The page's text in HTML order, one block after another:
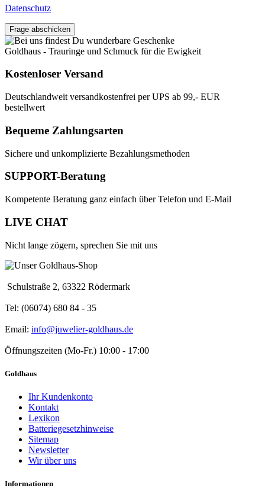
Datenschutz
Frage abschicken
Goldhaus - Trauringe und Schmuck für die Ewigkeit
Kostenloser Versand
Deutschlandweit versandkostenfrei per UPS ab 99,- EUR
bestellwert
Bequeme Zahlungsarten
Sichere und unkomplizierte Bezahlungsmethoden
SUPPORT-Beratung
Kompetente Beratung ganz einfach über Telefon und E-Mail
LIVE CHAT
Nicht lange zögern, sprechen Sie mit uns
Schulstraße 2, 63322 Rödermark
Tel: (06074) 680 84 - 35
Email: info@juwelier-goldhaus.de
Öffnungszeiten (Mo-Fr.) 10:00 - 17:00
Goldhaus
Ihr Kundenkonto
Kontakt
Lexikon
Batteriegesetzhinweise
Sitemap
Newsletter
Wir über uns
Informationen